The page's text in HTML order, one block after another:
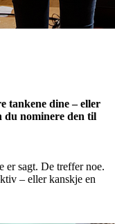
tankene dine – eller
du nominere den til
er sagt. De treffer noe.
– eller kanskje en